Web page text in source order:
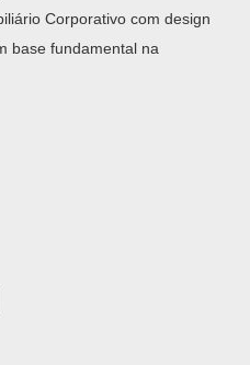
Corporativo com design
base fundamental na